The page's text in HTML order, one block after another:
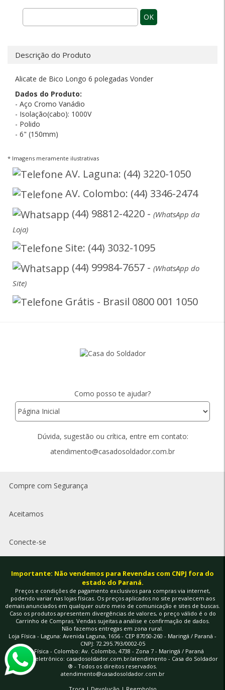
à vista
OK
Descrição do Produto
Alicate de Bico Longo 6 polegadas Vonder
Dados do Produto:
- Aço Cromo Vanádio
- Isolação(cabo): 1000V
- Polido
- 6" (150mm)
* Imagens meramente ilustrativas
AV. Laguna: (44) 3220-1050
AV. Colombo: (44) 3346-2474
(44) 98812-4220 - (WhatsApp da
Loja)
Site: (44) 3032-1095
(44) 99984-7657 - (WhatsApp do
Site)
Grátis - Brasil 0800 001 1050
Como posso te ajudar?
Dúvida, sugestão ou crítica, entre em contato:
atendimento@casadosoldador.com.br
Compre com Segurança
Aceitamos
Conecte-se
Importante: Não vendemos para Revendas com CNPJ fora do
estado do Paraná.
Preços e condições de pagamento exclusivos para compras via internet,
podendo variar nas lojas físicas. Os preços aplicados no site prevalecem aos
demais anunciados em qualquer outro meio de comunicação e sites de buscas.
Caso os produtos apresentem divergências de valores, o preço válido é o do
Carrinho de Compras. Vendas sujeitas a análise e confirmação de dados.
Não fazemos entregas em zona rural.
Loja Física - Laguna: Avenida Laguna, 1656 - CEP 87050-260 - Maringá / Paraná -
CNPJ: 72.295.793/0002-05
Loja Física - Colombo: Av. Colombo, 4738 - Zona 7 - Maringá / Paraná
Endereço eletrônico: casadosoldador.com.br/atendimento - Casa do Soldador
® - Todos os direitos reservados.
atendimento@casadosoldador.com.br